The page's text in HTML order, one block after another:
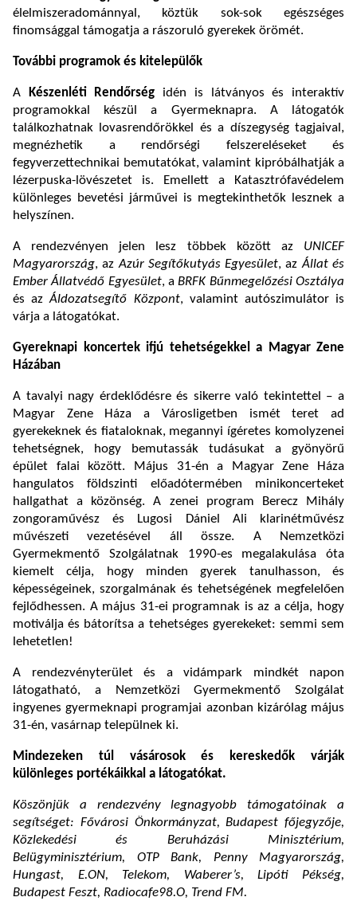
élelmiszeradománnyal, köztük sok-sok egészséges
finomsággal támogatja a rászoruló gyerekek örömét.
További programok és kitelepülők
A Készenléti Rendőrség idén is látványos és interaktív
programokkal készül a Gyermeknapra. A látogatók
találkozhatnak lovasrendőrökkel és a díszegység tagjaival,
megnézhetik a rendőrségi felszereléseket és
fegyverzettechnikai bemutatókat, valamint kipróbálhatják a
lézerpuska-lövészetet is. Emellett a Katasztrófavédelem
különleges bevetési járművei is megtekinthetők lesznek a
helyszínen.
A rendezvényen jelen lesz többek között az UNICEF
Magyarország, azAzúr Segítőkutyás Egyesület, azÁllat és
Ember Állatvédő Egyesület, aBRFK Bűnmegelőzési Osztálya
és azÁldozatsegítő Központ, valamint autószimulátor is
várja a látogatókat.
Gyereknapi koncertek ifjú tehetségekkel a Magyar Zene
Házában
A tavalyi nagy érdeklődésre és sikerre való tekintettel – a
Magyar Zene Háza a Városligetben ismét teret ad
gyerekeknek és fiataloknak, megannyi ígéretes komolyzenei
tehetségnek, hogy bemutassák tudásukat a gyönyörű
épület falai között. Május 31-én a Magyar Zene Háza
hangulatos földszinti előadótermében minikoncerteket
hallgathat a közönség. A zenei program Berecz Mihály
zongoraművész és Lugosi Dániel Ali klarinétművész
művészeti vezetésével áll össze. A Nemzetközi
Gyermekmentő Szolgálatnak 1990-es megalakulása óta
kiemelt célja, hogy minden gyerek tanulhasson, és
képességeinek, szorgalmának és tehetségének megfelelően
fejlődhessen. A május 31-ei programnak is az a célja, hogy
motiválja és bátorítsa a tehetséges gyerekeket: semmi sem
lehetetlen!
A rendezvényterület és a vidámpark mindkét napon
látogatható, a Nemzetközi Gyermekmentő Szolgálat
ingyenes gyermeknapi programjai azonban kizárólag május
31-én, vasárnap települnek ki.
Mindezeken túl vásárosok és kereskedők várják
különleges portékáikkal a látogatókat.
Köszönjük a rendezvény legnagyobb támogatóinak a
segítséget: Fővárosi Önkormányzat, Budapest főjegyzője,
Közlekedési és Beruházási Minisztérium,
Belügyminisztérium, OTP Bank, Penny Magyarország,
Hungast, E.ON, Telekom, Waberer’s, Lipóti Pékség,
Budapest Feszt, Radiocafe98.O, Trend FM.